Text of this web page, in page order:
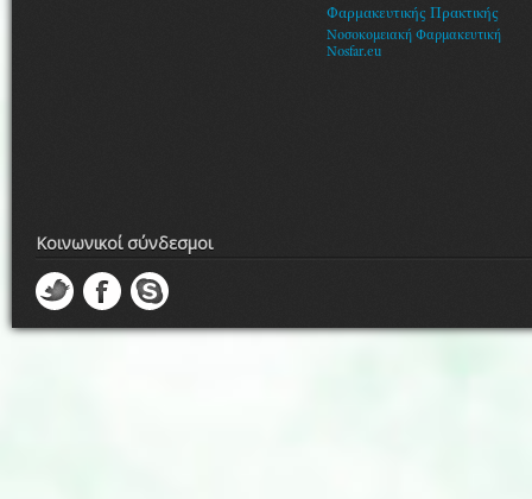
Φαρμακευτικής Πρακτικής
Νοσοκομειακή Φαρμακευτική
Nosfar.eu
Κοινωνικοί σύνδεσμοι